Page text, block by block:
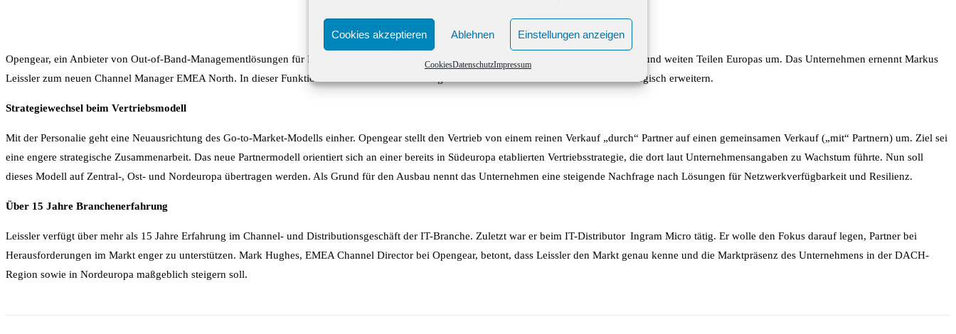
Cookies akzeptieren Ablehnen Einstellungen anzeigen
CookiesDatenschutzImpressum
Opengear, ein Anbieter von Out-of-Band-Managementlösungen für IT-Infrastrukturen, baut seine Vertriebsstruktur im deutschsprachigen Raum und weiten Teilen Europas um. Das Unternehmen ernennt Markus
Leissler zum neuen Channel Manager EMEA North. In dieser Funktion soll Leissler neue Partner gewinnen und das bestehende Netzwerk strategisch erweitern.
Strategiewechsel beim Vertriebsmodell
Mit der Personalie geht eine Neuausrichtung des Go-to-Market-Modells einher. Opengear stellt den Vertrieb von einem reinen Verkauf „durch“ Partner auf einen gemeinsamen Verkauf („mit“ Partnern) um. Ziel sei
eine engere strategische Zusammenarbeit. Das neue Partnermodell orientiert sich an einer bereits in Südeuropa etablierten Vertriebsstrategie, die dort laut Unternehmensangaben zu Wachstum führte. Nun soll
dieses Modell auf Zentral-, Ost- und Nordeuropa übertragen werden. Als Grund für den Ausbau nennt das Unternehmen eine steigende Nachfrage nach Lösungen für Netzwerkverfügbarkeit und Resilienz.
Über 15 Jahre Branchenerfahrung
Leissler verfügt über mehr als 15 Jahre Erfahrung im Channel- und Distributionsgeschäft der IT-Branche. Zuletzt war er beim IT-Distributor Ingram Micro tätig. Er wolle den Fokus darauf legen, Partner bei
Herausforderungen im Markt enger zu unterstützen. Mark Hughes, EMEA Channel Director bei Opengear, betont, dass Leissler den Markt genau kenne und die Marktpräsenz des Unternehmens in der DACH-
Region sowie in Nordeuropa maßgeblich steigern soll.